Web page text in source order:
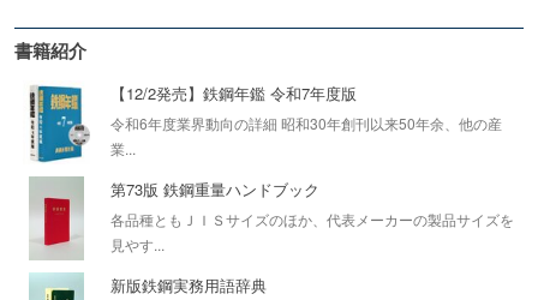
書籍紹介
【12/2発売】鉄鋼年鑑 令和7年度版
令和6年度業界動向の詳細 昭和30年創刊以来50年余、他の産
業...
第73版 鉄鋼重量ハンドブック
各品種ともＪＩＳサイズのほか、代表メーカーの製品サイズを
見やす...
新版鉄鋼実務用語辞典